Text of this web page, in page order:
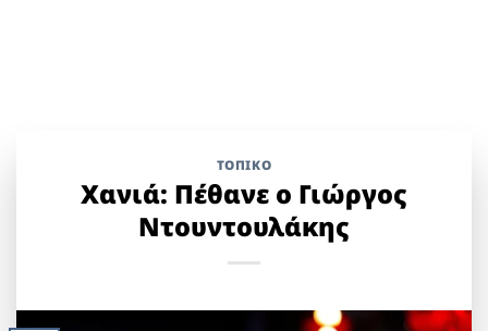
ΤΟΠΙΚΌ
Χανιά: Πέθανε ο Γιώργος
Ντουντουλάκης